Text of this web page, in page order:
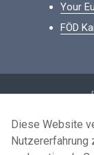
Your
FÖD
Diese Website